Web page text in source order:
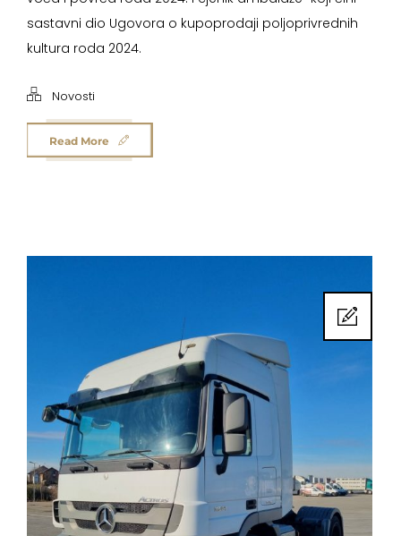
sastavni dio Ugovora o kupoprodaji poljoprivrednih
kultura roda 2024.
Novosti
Read More